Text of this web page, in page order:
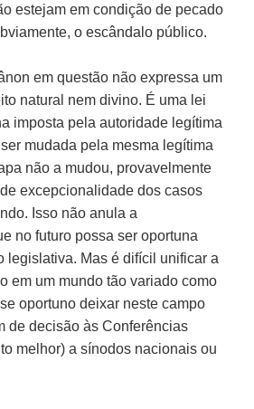
estejam em condição de pecado
o escândalo público.
em questão não expressa um
natural nem divino. É uma lei
imposta pela autoridade legítima
mudada pela mesma legítima
não a mudou, provavelmente
excepcionalidade dos casos
Isso não anula a
no futuro possa ser oportuna
legislativa. Mas é difícil unificar a
em um mundo tão variado como
oportuno deixar neste campo
de decisão às Conferências
melhor) a sínodos nacionais ou